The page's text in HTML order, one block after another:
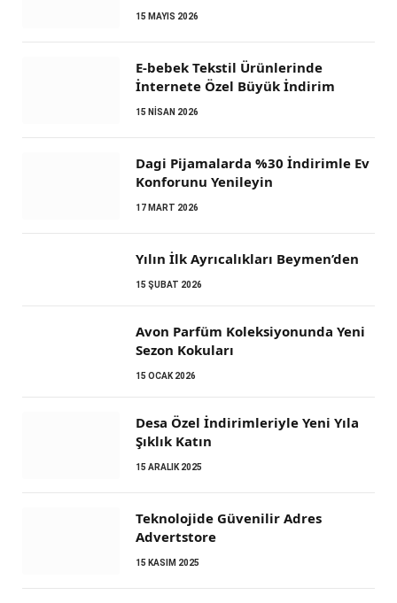
15 MAYIS 2026
E-bebek Tekstil Ürünlerinde
İnternete Özel Büyük İndirim
15 NISAN 2026
Dagi Pijamalarda %30 İndirimle Ev
Konforunu Yenileyin
17 MART 2026
Yılın İlk Ayrıcalıkları Beymen’den
15 ŞUBAT 2026
Avon Parfüm Koleksiyonunda Yeni
Sezon Kokuları
15 OCAK 2026
Desa Özel İndirimleriyle Yeni Yıla
Şıklık Katın
15 ARALIK 2025
Teknolojide Güvenilir Adres
Advertstore
15 KASIM 2025